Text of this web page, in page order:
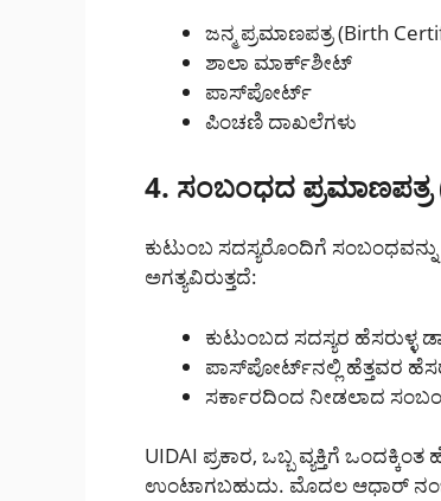
ಜನ್ಮ ಪ್ರಮಾಣಪತ್ರ (Birth
ಶಾಲಾ ಮಾರ್ಕ್‌ಶೀಟ್
ಪಾಸ್‌ಪೋರ್ಟ್
ಪಿಂಚಣಿ ದಾಖಲೆಗಳು
4. ಸಂಬಂಧದ ಪ್ರಮಾಣಪತ್ರ
ಕುಟುಂಬ ಸದಸ್ಯರೊಂದಿಗೆ
ಅಗತ್ಯವಿರುತ್ತದೆ:
ಕುಟುಂಬದ ಸದಸ್ಯರ ಹೆಸರುಳ್ಳ
ಪಾಸ್‌ಪೋರ್ಟ್‌ನಲ್ಲಿ ಹೆತ್ತವರ
ಸರ್ಕಾರದಿಂದ ನೀಡಲಾದ
UIDAI ಪ್ರಕಾರ, ಒಬ್ಬ ವ್ಯಕ್ತಿಗೆ
ಉಂಟಾಗಬಹುದು. ಮೊದಲ ಆಧಾರ್